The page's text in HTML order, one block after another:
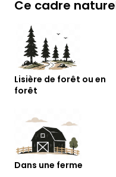
Ce cadre
Lisière de forêt ou en
forêt
Dans une ferme